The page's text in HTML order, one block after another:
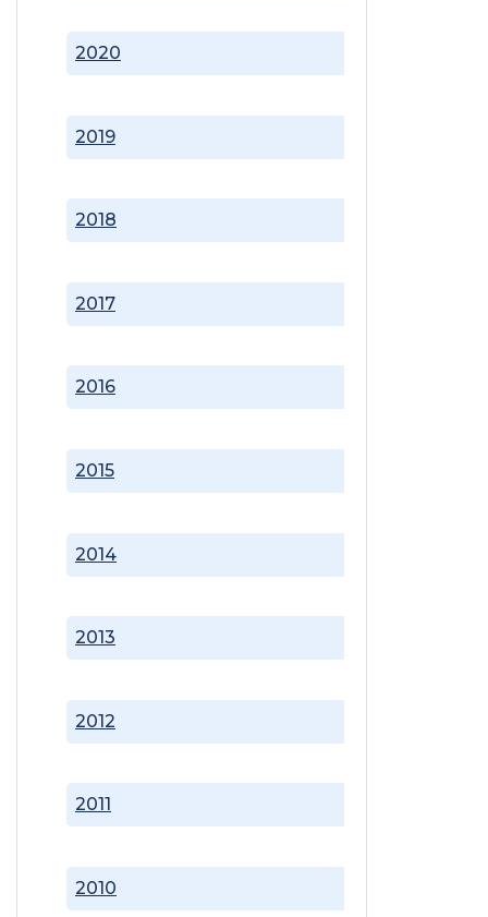
2010
2011
2012
2013
2014
2015
2016
2017
2018
2019
2020